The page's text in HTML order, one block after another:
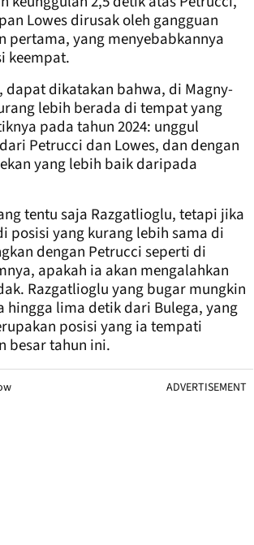
Lowes dirusak oleh gangguan
pertama, yang menyebabkannya
keempat.
dapat dikatakan bahwa, di Magny-
lebih berada di tempat yang
pada tahun 2024: unggul
Petrucci dan Lowes, dan dengan
yang lebih baik daripada
tentu saja Razgatlioglu, tetapi jika
posisi yang kurang lebih sama di
dengan Petrucci seperti di
apakah ia akan mengalahkan
Razgatlioglu yang bugar mungkin
hingga lima detik dari Bulega, yang
posisi yang ia tempati
besar tahun ini.
ADVERTISEMENT